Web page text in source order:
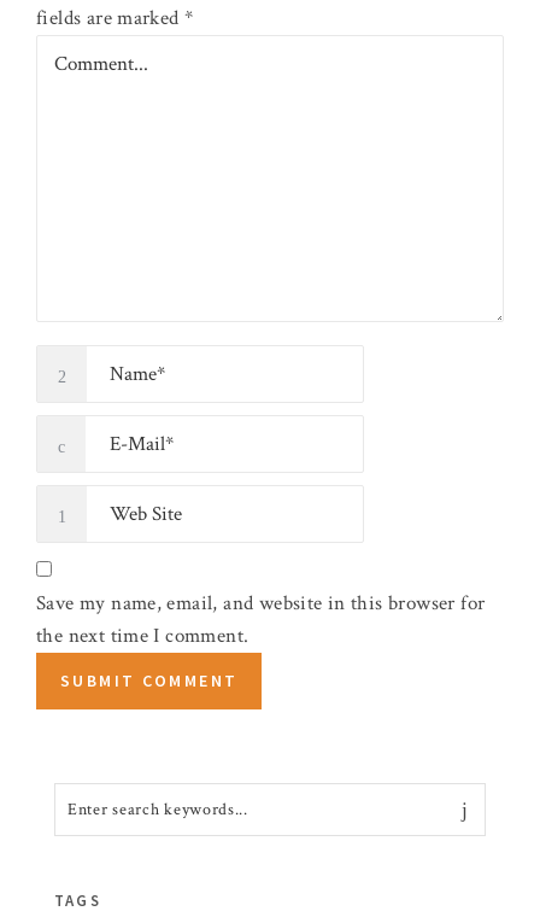
fields are marked*
Save my name, email, and website in this browser for
the next time I comment.
TAGS